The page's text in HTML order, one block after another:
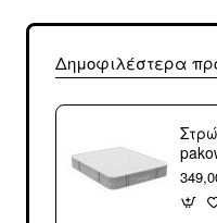
Δημοφιλέστερα